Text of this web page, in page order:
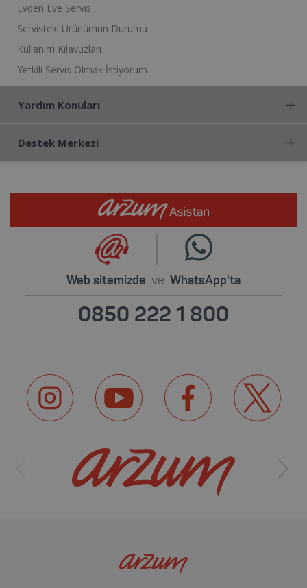
Evden Eve Servis
Servisteki Ürünümün Durumu
Kullanım Kılavuzları
Yetkili Servis Olmak İstiyorum
Yardım Konuları
Destek Merkezi
Web sitemizde ve WhatsApp'ta
0850 222 1 800